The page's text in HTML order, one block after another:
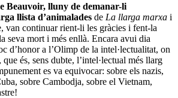
Beauvoir, lluny de demanar-li
llista d’animalades de La llarga marxa i
van continuar rient-li les gràcies i fent-la
seva mort i més enllà. Encara avui dia
d’honor a l’Olimp de la intel·lectualitat, on
és, sens dubte, l’intel·lectual més llarg
es va equivocar: sobre els nazis,
sobre Cambodja, sobre el Vietnam,